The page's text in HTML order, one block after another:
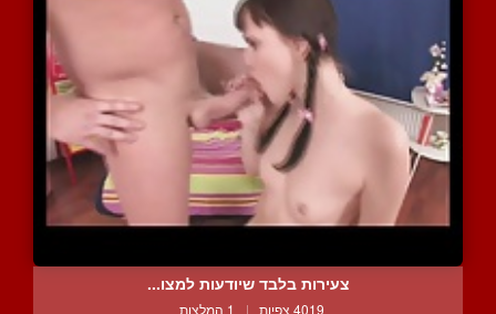
צעירות בלבד שיודעות למצו...
4019 צפיות | 1 המלצות